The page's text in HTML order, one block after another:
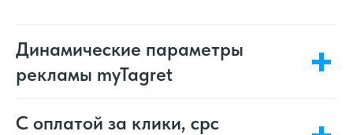
Динамические параметры
рекламы myTagret
С оплатой за клики, cpc